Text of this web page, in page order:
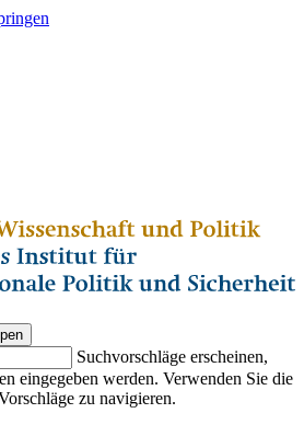
Suchvorschläge erscheinen,
eingegeben werden. Verwenden Sie die
zu navigieren.